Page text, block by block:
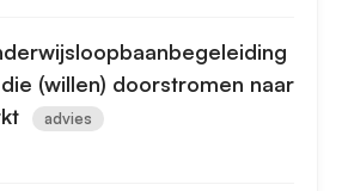
(willen) doorstromen naar
advies